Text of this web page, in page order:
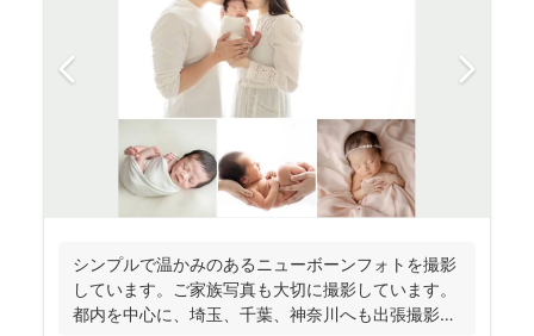
シンプルで温かみのあるニューボーンフォトを撮影
しています。ご家族写真も大切に撮影しています。
都内を中心に、埼玉、千葉、神奈川へも出張撮影い